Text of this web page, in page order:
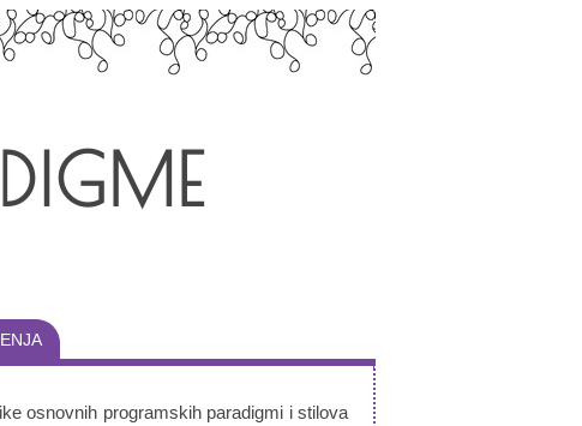
osnovnih programskih paradigmi i stilova